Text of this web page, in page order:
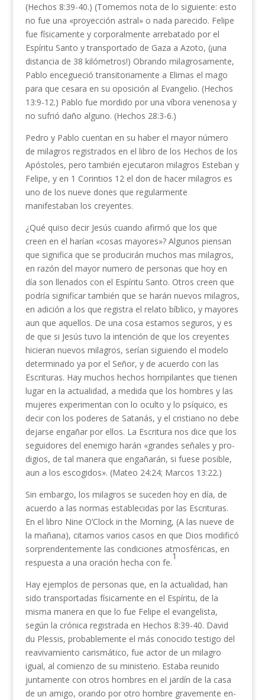
(Hechos 8:39-40.) (Tomemos nota de lo siguiente: esto
no fue una «proyección astral» o nada parecido. Felipe
fue físicamente y corporalmente arrebatado por el
Espíritu Santo y transportado de Gaza a Azo­to, (¡una
distancia de 38 kilómetros!) Obrando mila­grosamente,
Pablo encegueció transitoriamente a Eli­mas el mago
para que cesara en su oposición al Evan­gelio. (Hechos
13:9-12.) Pablo fue mordido por una víbora venenosa y
no sufrió daño alguno. (Hechos 28:3-6.)
Pedro y Pablo cuentan en su haber el mayor número
de milagros registrados en el libro de los Hechos de los
Apóstoles, pero también ejecutaron milagros Es­teban y
Felipe, y en 1 Corintios 12 el don de hacer milagros es
uno de los nueve dones que regularmente
manifestaban los creyentes.
¿Qué quiso decir Jesús cuando afirmó que los que
creen en el harían «cosas mayores»? Algunos pien­san
que significa que se producirán muchos mas mi­lagros,
en razón del mayor numero de personas que hoy en
día son llenados con el Espíritu Santo. Otros creen que
podría significar también que se harán nuevos milagros,
en adición a los que registra el relato bíblico, y mayores
aun que aquellos. De una cosa estamos seguros, y es
de que si Jesús tuvo la intención de que los creyentes
hicieran nuevos mila­gros, serían siguiendo el modelo
determinado ya por el Señor, y de acuerdo con las
Escrituras. Hay mu­chos hechos horripilantes que tienen
lugar en la actua­lidad, a medida que los hombres y las
mujeres expe­rimentan con lo oculto y lo psíquico, es
decir con los poderes de Satanás, y el cristiano no debe
dejarse engañar por ellos. La Escritura nos dice que los
se­guidores del enemigo harán «grandes señales y pro­
digios, de tal manera que engañarán, si fuese posible,
aun a los escogidos». (Mateo 24:24; Marcos 13:22.)
Sin embargo, los milagros se suceden hoy en día, de
acuerdo a las normas establecidas por las Escri­turas.
En el libro Nine O’Clock in the Morning, (A las nueve de
la mañana), citamos varios casos en que Dios modificó
sorprendentemente las condiciones atmosféricas, en
respuesta a una oración hecha con fe.
1
Hay ejemplos de personas que, en la actualidad, han
sido transportadas físicamente en el Espíritu, de la
misma manera en que lo fue Felipe el evangelista,
según la crónica registrada en Hechos 8:39-40. David
du Plessis, probablemente el más conocido testigo del
reavivamiento carismático, fue actor de un milagro
igual, al comienzo de su ministerio. Estaba reunido
juntamente con otros hombres en el jardín de la casa
de un amigo, orando por otro hombre gravemente en­